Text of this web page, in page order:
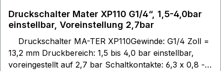
Druckschalter Mater XP110 G1/4“, 1,5-4,0bar
einstellbar, Voreinstellung 2,7bar
Druckschalter MA-TER XP110Gewinde: G1/4 Zoll =
13,2 mm Druckbereich: 1,5 bis 4,0 bar einstellbar,
voreingestellt auf 2,7 bar Schaltkontakte: 6,3 x 0,8 -